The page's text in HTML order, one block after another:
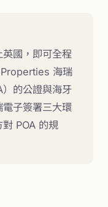
國，即可全程
Properties 海瑞
）的公證與海牙
子簽署三大環
POA 的規